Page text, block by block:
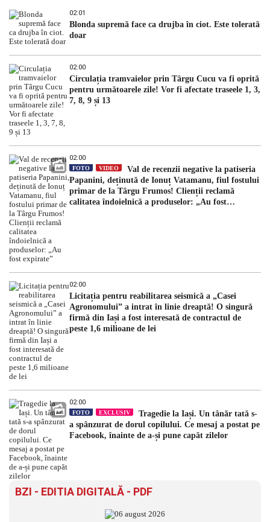
02:01
Blonda supremă face ca drujba în ciot. Este tolerată
doar
02:00
Circulația tramvaielor prin Târgu Cucu va fi oprită
pentru următoarele zile! Vor fi afectate traseele 1, 3,
7, 8, 9 și 13
02:00
FOTO VIDEO
Val de recenzii negative la patiseria
Papanini, deținută de Ionuț Vatamanu, fiul fostului
primar de la Târgu Frumos! Clienții reclamă
calitatea îndoielnică a produselor: „Au fost
02:00
Licitația pentru reabilitarea seismică a „Casei
Agronomului” a intrat în linie dreaptă! O singură
firmă din Iași a fost interesată de contractul de
peste 1,6 milioane de lei
02:00
FOTO EXCLUSIV
Tragedie la Iași. Un tânăr tată s-
a spânzurat de dorul copilului. Ce mesaj a postat pe
Facebook, înainte de a-și pune capăt zilelor
BZI - EDITIA DIGITALĂ - PDF